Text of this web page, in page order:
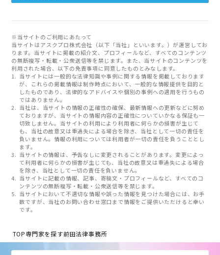
※当サイトのご利用にあたって
当サイトはアスクプロ株式会社（以下「当社」といいます。）が運営してお
ります。当サイトに掲載の紹介文、プロフィールなど、すべてのコンテンツ
の無断複写・転載・公衆送信等を禁じます。また、当サイトのコンテンツを
利用された場合、以下の免責事項に同意したものとみなします。
当サイトには一般的な法律知識や事例に関する情報を掲載しております
が、これらの掲載情報は制作時点において、一般的な情報提供を目的と
したものであり、法律的なアドバイスや個別の事例への適用を行うもの
ではありません。
当社は、当サイトの情報の正確性の確保、最新情報への更新などに努め
ておりますが、当サイトの情報内容の正確性についていかなる保証も一
切致しません。当サイトの利用により利用者に何らかの損害が生じて
も、当社の故意又は重過失による場合を除き、当社として一切の責任を
負いません。情報の利用については利用者が一切の責任を負うこととし
ます。
当サイトの情報は、予告なしに変更されることがあります。変更によっ
て利用者に何らかの損害が生じても、当社の故意又は重過失による場合
を除き、当社として一切の責任を負いません。
当サイトに記載の情報、記事、寄稿文・プロフィールなど、すべてのコ
ンテンツの無断複写・転載・公衆送信等を禁じます。
当サイトにおいて不適切な情報や誤った情報を見つけた場合には、お手
数ですが、当社のお問い合わせ窓口まで情報をご提供いただけると幸い
です。
TOP専門家を探す前田法律事務所